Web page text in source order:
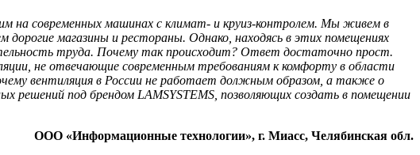
на современных машинах с климат- и круиз-контролем. Мы живем в
магазины и рестораны. Однако, находясь в этих помещениях
труда. Почему так происходит? Ответ достаточно прост.
не отвечающие современным требованиям к комфорту в области
вентиляция в России не работает должным образом, а также о
решений под брендом LAMSYSTEMS, позволяющих создать в помещении
ООО «Информационные технологии», г. Миасс, Челябинская обл.